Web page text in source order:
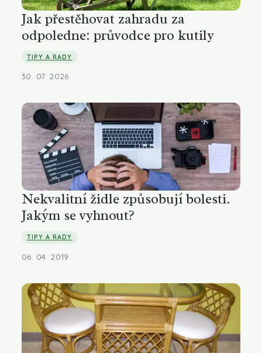
Jak přestěhovat zahradu za
odpoledne: průvodce pro kutily
TIPY A RADY
30. 07. 2026
Nekvalitní židle způsobují bolesti.
Jakým se vyhnout?
TIPY A RADY
06. 04. 2019